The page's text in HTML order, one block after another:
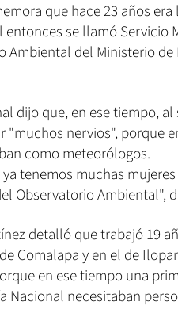
que hace 23 años
entonces se llamó
Ambiental del Ministerio
dijo que, en ese tiempo,
"muchos nervios", porque
como meteorólogos.
tenemos muchas
Observatorio Ambiental",
detalló que trabajó 19
Comalapa y en el de
en ese tiempo una
Nacional necesitaban